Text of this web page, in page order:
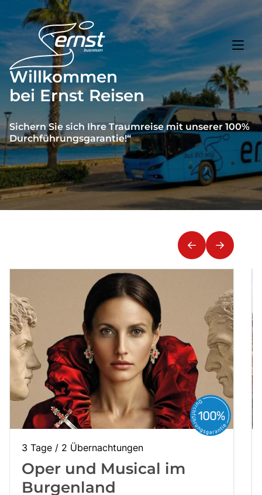
Reisethemen
Highlights
Service
Kontakt
Willkommen
bei Ernst Reisen
Sichern Sie sich Ihre Traumreise mit unserer 100%
Durchführungsgarantie!“
3 Tage / 2 Übernachtungen
Oper und Musical im
Burgenland